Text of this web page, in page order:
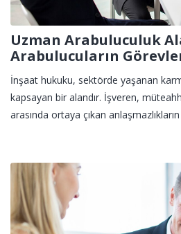
Uzman Arabuluculuk
Arabulucuların
İnşaat hukuku, sektörde yaşanan
kapsayan bir alandır. İşveren,
arasında ortaya çıkan
çözümlenmesi için uzman